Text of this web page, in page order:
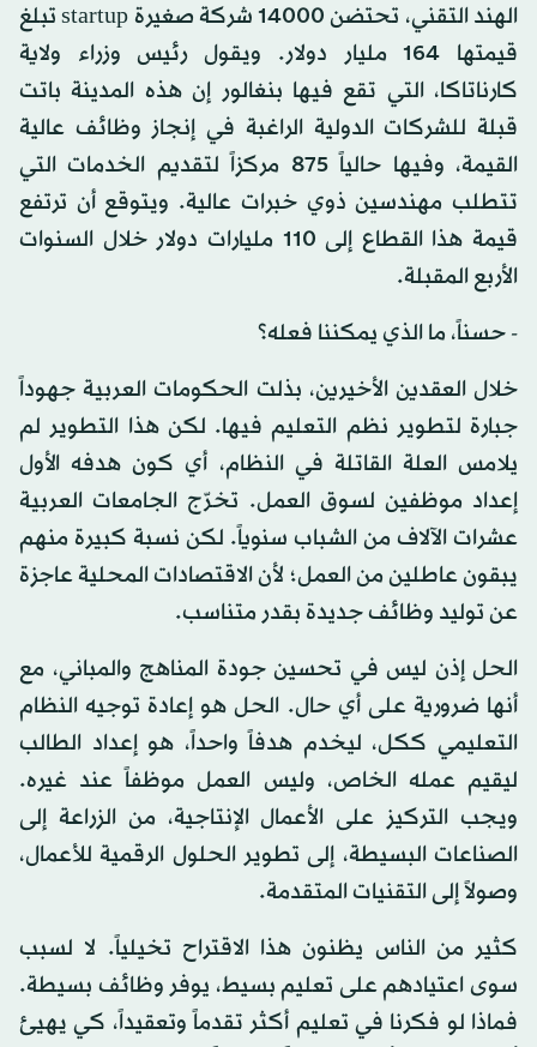
الهند التقني، تحتضن 14000 شركة صغيرة startup تبلغ
قيمتها 164 مليار دولار. ويقول رئيس وزراء ولاية
كارناتاكا، التي تقع فيها بنغالور إن هذه المدينة باتت
قبلة للشركات الدولية الراغبة في إنجاز وظائف عالية
القيمة، وفيها حالياً 875 مركزاً لتقديم الخدمات التي
تتطلب مهندسين ذوي خبرات عالية. ويتوقع أن ترتفع
قيمة هذا القطاع إلى 110 مليارات دولار خلال السنوات
الأربع المقبلة.
- حسناً، ما الذي يمكننا فعله؟
خلال العقدين الأخيرين، بذلت الحكومات العربية جهوداً
جبارة لتطوير نظم التعليم فيها. لكن هذا التطوير لم
يلامس العلة القاتلة في النظام، أي كون هدفه الأول
إعداد موظفين لسوق العمل. تخرّج الجامعات العربية
عشرات الآلاف من الشباب سنوياً. لكن نسبة كبيرة منهم
يبقون عاطلين من العمل؛ لأن الاقتصادات المحلية عاجزة
عن توليد وظائف جديدة بقدر متناسب.
الحل إذن ليس في تحسين جودة المناهج والمباني، مع
أنها ضرورية على أي حال. الحل هو إعادة توجيه النظام
التعليمي ككل، ليخدم هدفاً واحداً، هو إعداد الطالب
ليقيم عمله الخاص، وليس العمل موظفاً عند غيره.
ويجب التركيز على الأعمال الإنتاجية، من الزراعة إلى
الصناعات البسيطة، إلى تطوير الحلول الرقمية للأعمال،
وصولاً إلى التقنيات المتقدمة.
كثير من الناس يظنون هذا الاقتراح تخيلياً. لا لسبب
سوى اعتيادهم على تعليم بسيط، يوفر وظائف بسيطة.
فماذا لو فكرنا في تعليم أكثر تقدماً وتعقيداً، كي يهيئ